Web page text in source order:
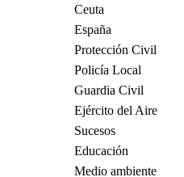
Ceuta
España
Protección Civil
Policía Local
Guardia Civil
Ejército del Aire
Sucesos
Educación
Medio ambiente